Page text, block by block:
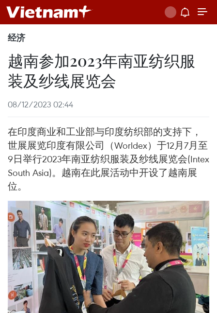
经济
越南参加2023年南亚纺织服
装及纱线展览会
08/12/2023 02:44
在印度商业和工业部与印度纺织部的支持下，
世展展览印度有限公司（Worldex）于12月7月至
9日举行2023年南亚纺织服装及纱线展览会(Intex
South Asia)。越南在此展活动中开设了越南展
位。